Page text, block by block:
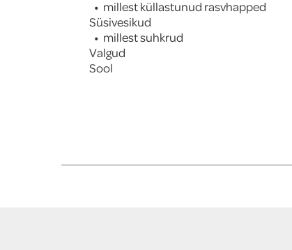
millest küllastunud rasvhapped
Süsivesikud
millest suhkrud
Valgud
Sool